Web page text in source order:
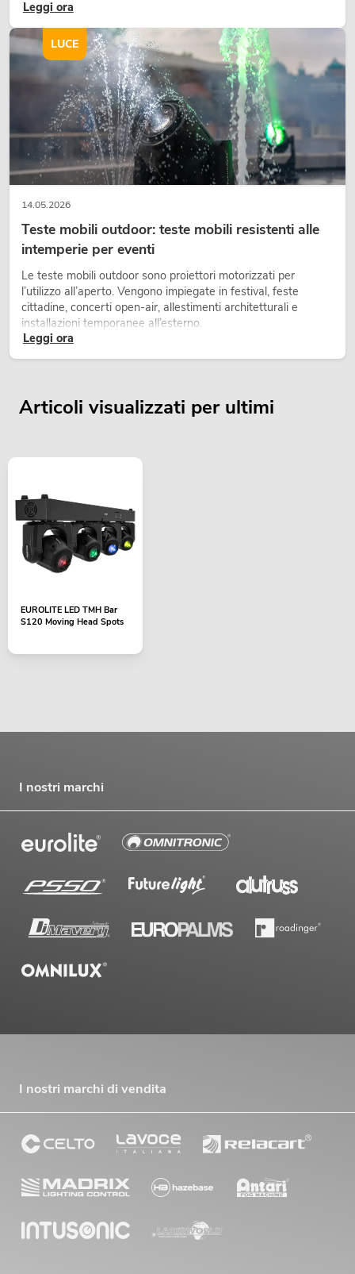
in modo consapevole: crea atmosfera, dona carattere alle
Leggi ora
14.05.2026
Teste mobili outdoor: teste mobili resistenti alle
intemperie per eventi
Le teste mobili outdoor sono proiettori motorizzati per
l’utilizzo all’aperto. Vengono impiegate in festival, feste
cittadine, concerti open-air, allestimenti architetturali e
installazioni temporanee all’esterno.
Leggi ora
LUCE
Articoli visualizzati per ultimi
EUROLITE LED TMH Bar
S120 Moving Head Spots
I nostri marchi
I nostri marchi di vendita